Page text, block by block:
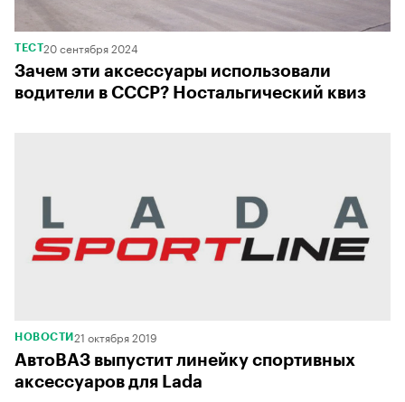
ТЕСТ20 сентября 2024
Зачем эти аксессуары использовали
водители в СССР? Ностальгический квиз
НОВОСТИ 21 октября 2019
АвтоВАЗ выпустит линейку спортивных
аксессуаров для Lada